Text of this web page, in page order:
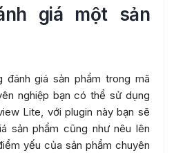
giá một sản
giá sản phẩm trong mã
nghiệp bạn có thể sử dụng
Lite, với plugin này bạn sẽ
sản phẩm cũng như nêu lên
yếu của sản phẩm chuyên